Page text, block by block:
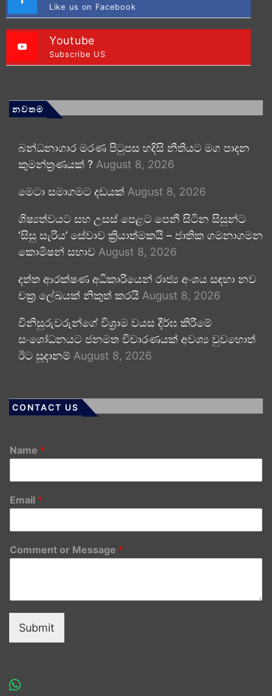
Like us on Facebook
Youtube
Subscribe US
නවතම
බන්ධනාගාර මරණ පිටුපස හදිසි නීතියට මග පාදන
කුමන්ත්‍රණයක් ? August 8, 2026
මෙටා සමාගමට දඩයක් August 8, 2026
ශිෂ්‍යත්වයට සහ උසස් පෙළට පෙනී සිටින සිසුන්ට
‘සිසු සැරිය’ සේවාව ක්‍රියාත්මකයි – ජාතික ගමනාගමන
කොමිෂන් සභාව August 8, 2026
දත්ත ආරක්ෂණ අධිකාරියෙන් රාජ්‍ය අංශය සඳහා නව
චක්‍ර ලේඛයක් නිකුත් කරයි August 8, 2026
විනිසුරුවරුන්ගේ විශ්‍රාම වයස දීර්ඝ කිරීමේ
සංශෝධනයට ජනමත විචාරණයක් අවශ්‍ය වුවහොත්
ඊට සූදානම් August 8, 2026
CONTACT US
Name *
Email *
Comment or Message *
Submit